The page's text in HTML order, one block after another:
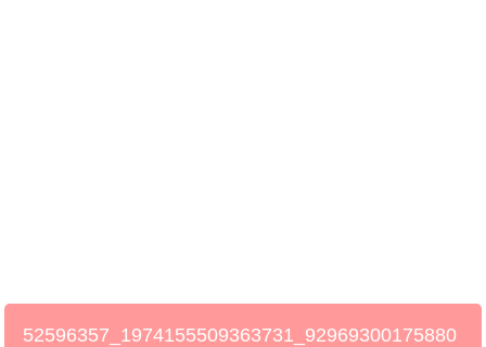
52596357_1974155509363731_92969300175880